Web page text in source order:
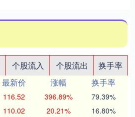
个股流入 个股流出
换手率
最新价 涨幅
换手率
116.52 396.89% 79.39%
110.02 20.21% 16.80%